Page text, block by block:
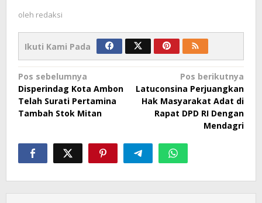
oleh redaksi
Ikuti Kami Pada
Navigasi
pos
Pos sebelumnya
Disperindag Kota Ambon
Telah Surati Pertamina
Tambah Stok Mitan
Pos berikutnya
Latuconsina Perjuangkan
Hak Masyarakat Adat di
Rapat DPD RI Dengan
Mendagri